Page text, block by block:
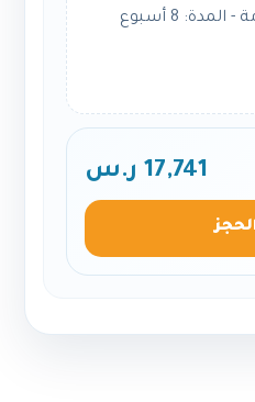
8 أسبوع
17,741 ر.س